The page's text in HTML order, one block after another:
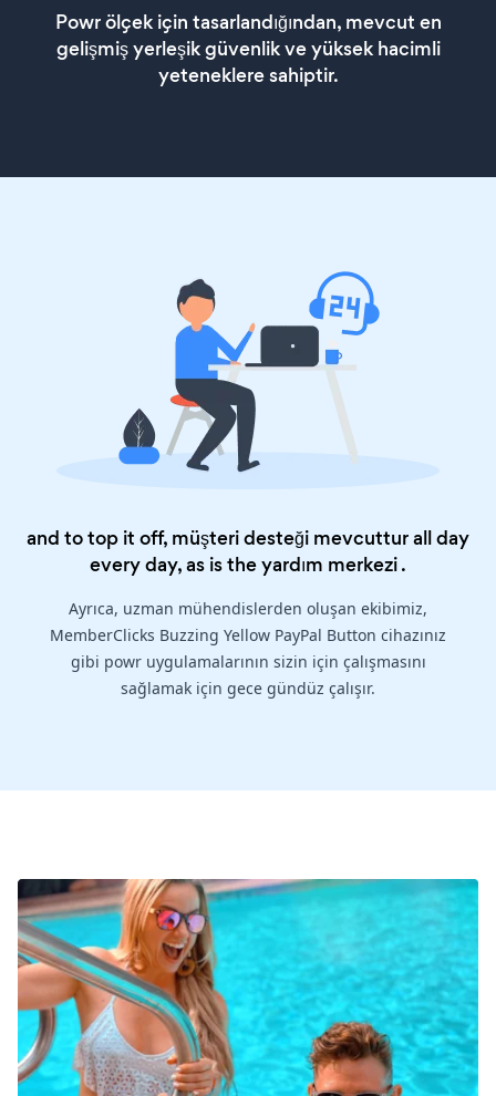
Powr ölçek için tasarlandığından, mevcut en
gelişmiş yerleşik güvenlik ve yüksek hacimli
yeteneklere sahiptir.
and to top it off, müşteri desteği mevcuttur all day
every day, as is theyardım merkezi.
Ayrıca, uzman mühendislerden oluşan ekibimiz,
MemberClicks Buzzing Yellow PayPal Button cihazınız
gibi powr uygulamalarının sizin için çalışmasını
sağlamak için gece gündüz çalışır.